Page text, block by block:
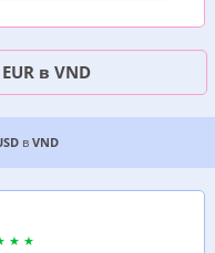
в VND
ВЫГОДНЕЕ
в VND